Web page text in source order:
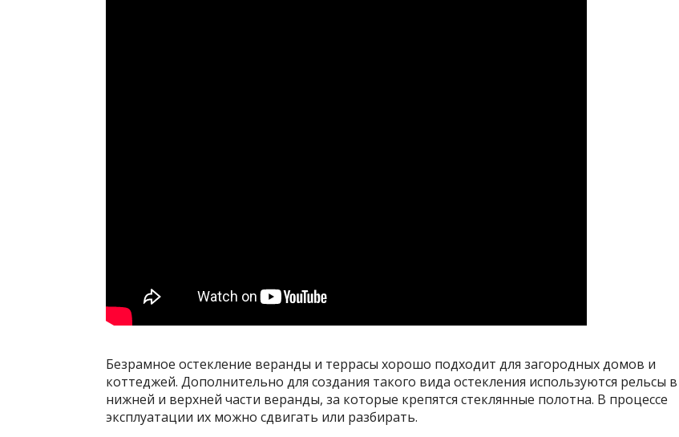
Безрамное остекление веранды и террасы хорошо подходит для загородных домов и
коттеджей. Дополнительно для создания такого вида остекления используются рельсы в
нижней и верхней части веранды, за которые крепятся стеклянные полотна. В процессе
эксплуатации их можно сдвигать или разбирать.